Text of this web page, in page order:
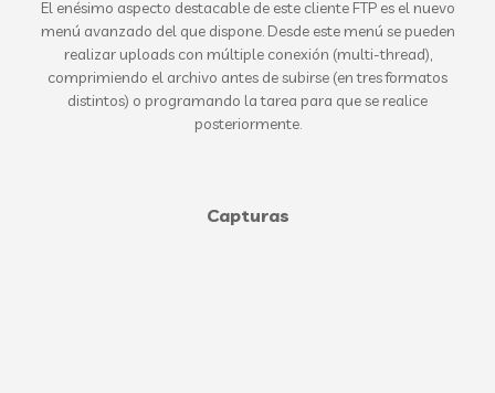
El enésimo aspecto destacable de este cliente FTP es el nuevo
menú avanzado del que dispone. Desde este menú se pueden
realizar uploads con múltiple conexión (multi-thread),
comprimiendo el archivo antes de subirse (en tres formatos
distintos) o programando la tarea para que se realice
posteriormente.
Capturas